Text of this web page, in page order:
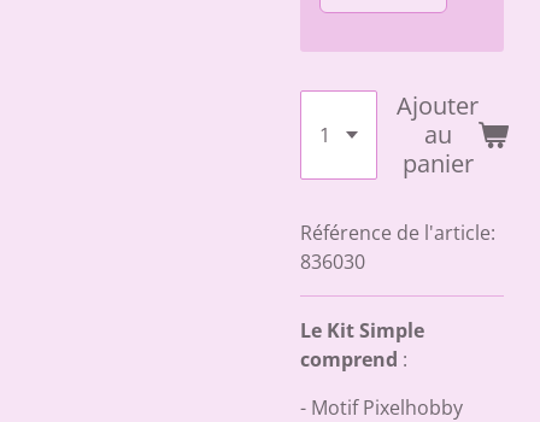
Ajouter
au
panier
Référence de l'article:
836030
Le Kit Simple
comprend :
- Motif Pixelhobby